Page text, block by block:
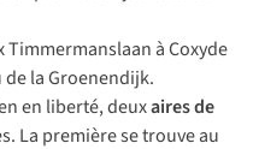
Timmermanslaan à Coxyde
de la Groenendijk.
en liberté, deuxaires de
La première se trouve au